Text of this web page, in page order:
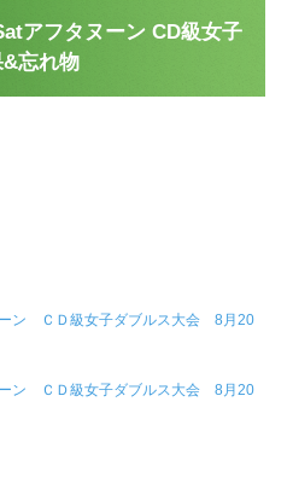
アフタヌーン CD級女子
忘れ物
ン ＣＤ級女子ダブルス大会 8月20
ン ＣＤ級女子ダブルス大会 8月20